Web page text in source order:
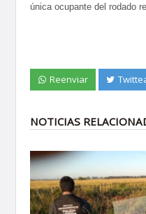
única ocupante del rodado
Reenviar
NOTICIAS